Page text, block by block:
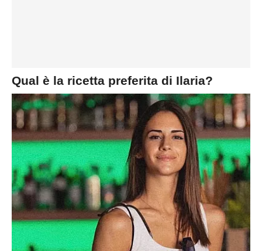
Qual è la ricetta preferita di Ilaria?